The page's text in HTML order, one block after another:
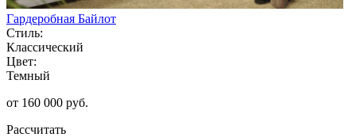
Гардеробная Байлот
Стиль:
Классический
Цвет:
Темный
от 160 000 руб.
Рассчитать